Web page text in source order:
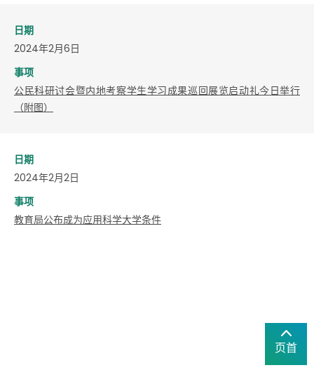
日期
2024年2月6日
事项
公民科研讨会暨内地考察学生学习成果巡回展览启动礼今日举行
（附图）
日期
2024年2月2日
事项
教育局公布成为应用科学大学条件
页首